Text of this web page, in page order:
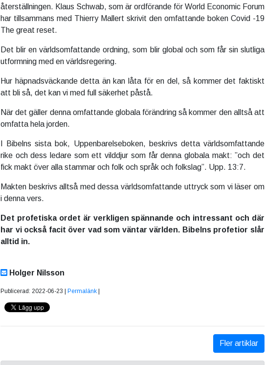
återställningen. Klaus Schwab, som är ordförande för World Economic Forum
har tillsammans med Thierry Mallert skrivit den omfattande boken Covid -19
The great reset.
Det blir en världsomfattande ordning, som blir global och som får sin slutliga
utformning med en världsregering.
Hur häpnadsväckande detta än kan låta för en del, så kommer det faktiskt
att bli så, det kan vi med full säkerhet påstå.
När det gäller denna omfattande globala förändring så kommer den alltså att
omfatta hela jorden.
I Bibelns sista bok, Uppenbarelseboken, beskrivs detta världsomfattande
rike och dess ledare som ett vilddjur som får denna globala makt: ”och det
fick makt över alla stammar och folk och språk och folkslag”. Upp. 13:7.
Makten beskrivs alltså med dessa världsomfattande uttryck som vi läser om
i denna vers.
Det profetiska ordet är verkligen spännande och intressant och där
har vi också facit över vad som väntar världen. Bibelns profetior slår
alltid in.
Holger Nilsson
Publicerad: 2022-06-23 | Permalänk |
Fler artiklar